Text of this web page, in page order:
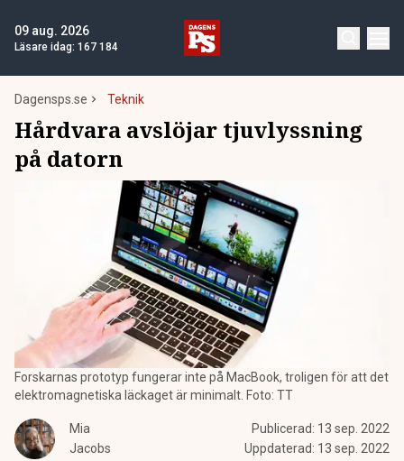
09 aug. 2026
Läsare idag: 167 184
Dagensps.se Teknik
Hårdvara avslöjar tjuvlyssning
på datorn
Forskarnas prototyp fungerar inte på MacBook, troligen för att det
elektromagnetiska läckaget är minimalt. Foto: TT
Mia
Jacobs
Publicerad: 13 sep. 2022
Uppdaterad: 13 sep. 2022